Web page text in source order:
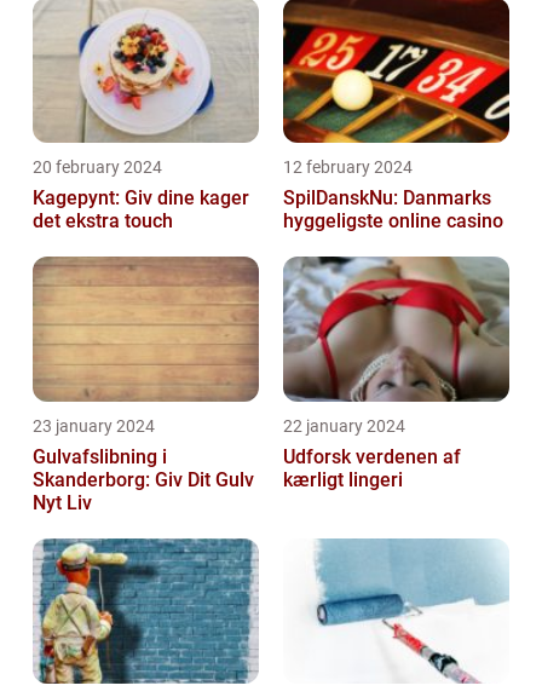
20 february 2024
Kagepynt: Giv dine kager
det ekstra touch
12 february 2024
SpilDanskNu: Danmarks
hyggeligste online casino
23 january 2024
Gulvafslibning i
Skanderborg: Giv Dit Gulv
Nyt Liv
22 january 2024
Udforsk verdenen af
kærligt lingeri